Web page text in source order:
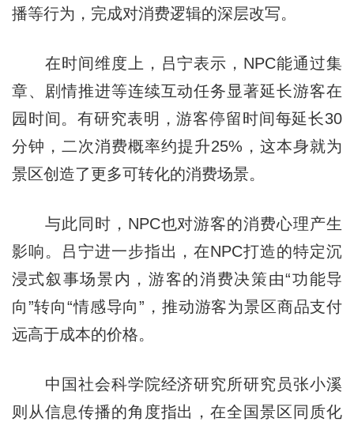
播等行为，完成对消费逻辑的深层改写。
在时间维度上，吕宁表示，NPC能通过集
章、剧情推进等连续互动任务显著延长游客在
园时间。有研究表明，游客停留时间每延长30
分钟，二次消费概率约提升25%，这本身就为
景区创造了更多可转化的消费场景。
与此同时，NPC也对游客的消费心理产生
影响。吕宁进一步指出，在NPC打造的特定沉
浸式叙事场景内，游客的消费决策由“功能导
向”转向“情感导向”，推动游客为景区商品支付
远高于成本的价格。
中国社会科学院经济研究所研究员张小溪
则从信息传播的角度指出，在全国景区同质化